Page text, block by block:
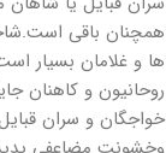
همچنان باقی
ها و غلامان بسیار است[۲۵]و باید که براین معیارها
روحانیون و کاهنان